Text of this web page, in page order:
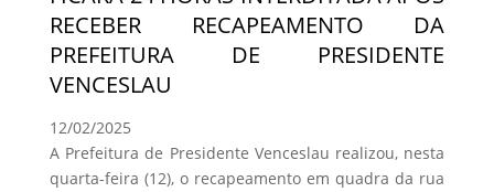
RECEBER RECAPEAMENTO DA
PREFEITURA DE PRESIDENTE
VENCESLAU
12/02/2025
A Prefeitura de Presidente Venceslau realizou, nesta
quarta-feira (12), o recapeamento em quadra da rua